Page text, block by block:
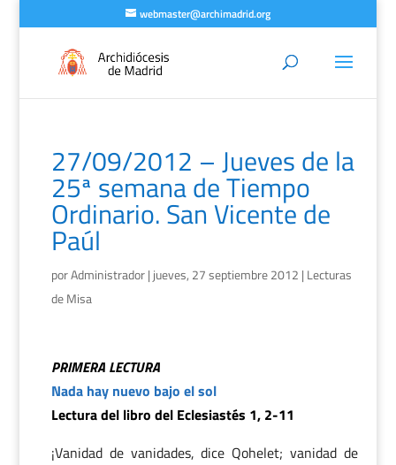
webmaster@archimadrid.org
27/09/2012 – Jueves de la
25ª semana de Tiempo
Ordinario. San Vicente de
Paúl
porAdministrador| jueves, 27 septiembre 2012 | Lecturas
de Misa
PRIMERA LECTURA
Nada hay nuevo bajo el sol
Lectura del libro del Eclesiastés 1, 2-11
¡Vanidad de vanidades, dice Qohelet; vanidad de